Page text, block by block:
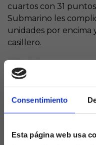
Consentimiento
Esta página web usa
cuartos con 31 puntos
Submarino les
unidades por encima
casillero.
Doble
dudas
y Torres que